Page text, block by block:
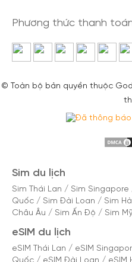
Phương thức thanh
© Toàn bộ bản quyền thuộc
Sim du lịch
Sim Thái Lan / Sim Singapore
Quốc / Sim Đài Loan / Sim
Châu Âu / Sim Ấn Độ / Sim
eSIM du lịch
eSIM Thái Lan / eSIM